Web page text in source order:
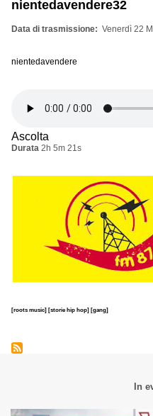
nientedavendere32
Data di trasmissione Venerdì 22
nientedavendere
Ascolta
Durata 2h 5m 21s
[roots music] [storie hip hop] [gang]
In